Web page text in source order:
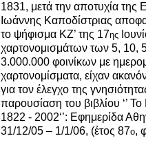
1831, μετά την αποτυχία της
Ιωάννης Καποδίστριας
το ψήφισμα ΚΖ’ της 17ης
χαρτονομισμάτων των 5, 10,
3.000.000 φοινίκων με
χαρτονομίσματα, είχαν
για τον έλεγχο της
παρουσίαση του βιβλίου ‘’
1822 - 2002‘’: Εφημερίδα
31/12/05 – 1/1/06, (έτος 87ο,